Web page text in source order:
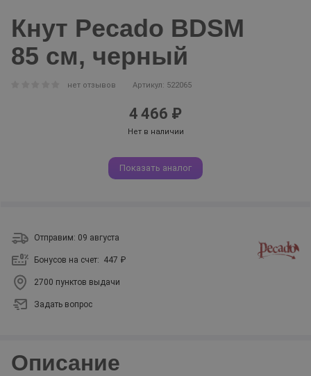
Кнут Pecado BDSM
85 см, черный
нет отзывов Артикул: 522065
4 466 ₽
Нет в наличии
Показать аналог
Отправим: 09 августа
Бонусов на счет: 447 ₽
2700 пунктов выдачи
Задать вопрос
Описание